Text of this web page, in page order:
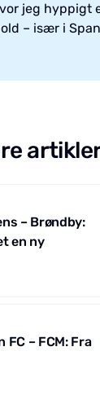
jeg hyppigt
– især i
– Brøndby:
en ny
– FCM: Fra